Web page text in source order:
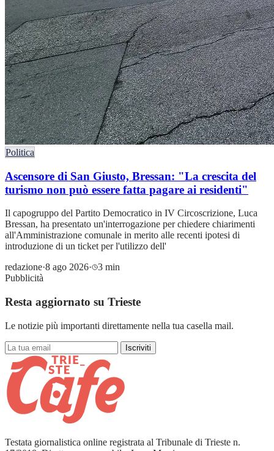
Politica
Ascensore di San Giusto, Bressan: "La crescita del
turismo non può essere fatta pagare ai residenti"
Il capogruppo del Partito Democratico in IV Circoscrizione, Luca
Bressan, ha presentato un'interrogazione per chiedere chiarimenti
all'Amministrazione comunale in merito alle recenti ipotesi di
introduzione di un ticket per l'utilizzo dell'
redazione·8 ago 2026·
3 min
Pubblicità
Resta aggiornato su Trieste
Le notizie più importanti direttamente nella tua casella mail.
Iscriviti
Testata giornalistica online registrata al Tribunale di Trieste n.